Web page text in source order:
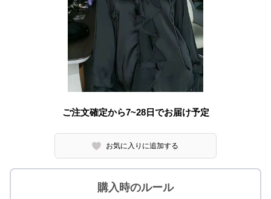
ご注文確定から7~28日でお届け予定
お気に入りに追加する
購入時のルール